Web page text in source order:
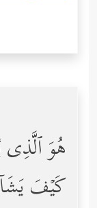
هُوَ
كَیۡفَ یَشَاۤءُۚ